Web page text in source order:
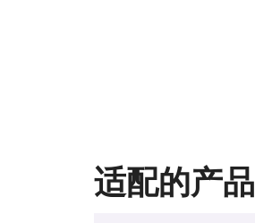
适配的产品